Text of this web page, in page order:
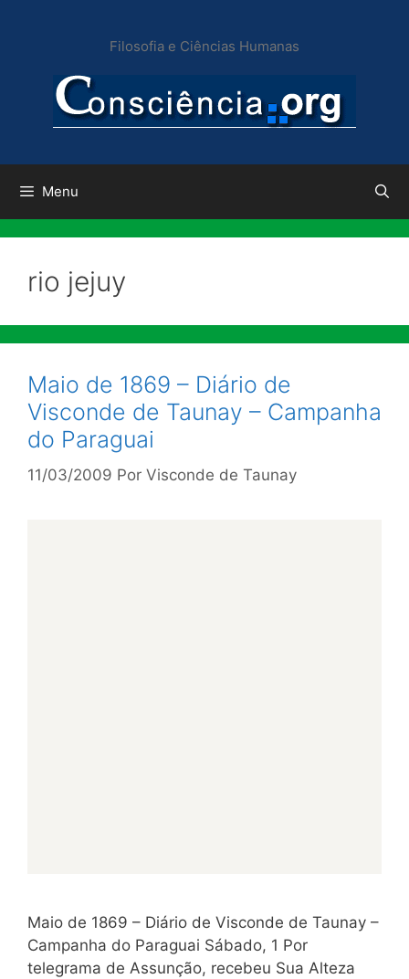
conteúdo
Filosofia e Ciências Humanas
Menu
rio jejuy
Maio de 1869 – Diário de
Visconde de Taunay – Campanha
do Paraguai
11/03/2009 Por Visconde de Taunay
Maio de 1869 – Diário de Visconde de Taunay –
Campanha do Paraguai Sábado, 1 Por
telegrama de Assunção, recebeu Sua Alteza